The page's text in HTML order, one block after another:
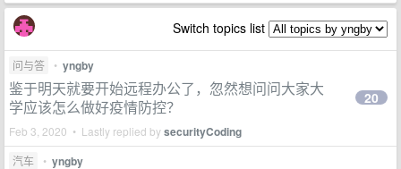
Switch topics list
问与答 • yngby
鉴于明天就要开始远程办公了，忽然想问问大家大
学应该怎么做好疫情防控？
Feb 3, 2020 • Lastly replied bysecurityCoding
20
汽车 • yngby